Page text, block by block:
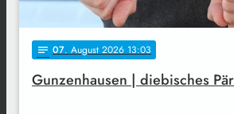
notes 07. August 2026 13:03
Gunzenhausen | diebisches